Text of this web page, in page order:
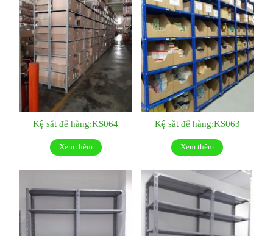
Kệ sắt để hàng:KS064
Xem thêm
Kệ sắt để hàng:KS063
Xem thêm